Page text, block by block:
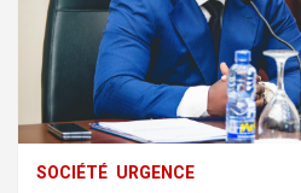
SOCIÉTÉ URGENCE